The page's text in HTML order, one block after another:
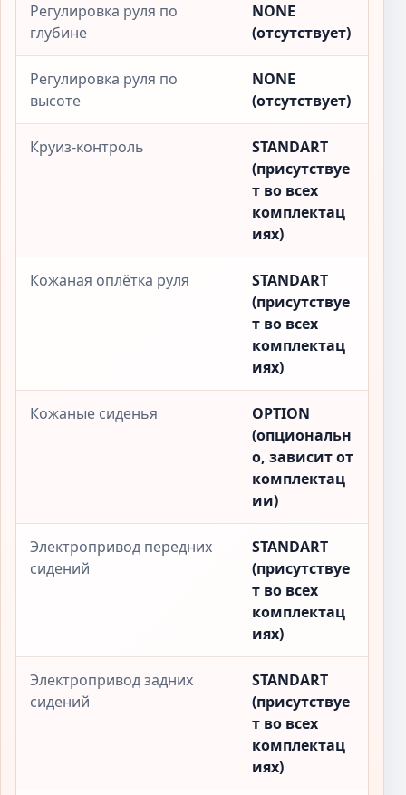
Регулировка руля по
глубине
NONE
(отсутствует)
Регулировка руля по
высоте
NONE
(отсутствует)
Круиз-контроль
STANDART
(присутствуе
т во всех
комплектац
иях)
Кожаная оплётка руля
STANDART
(присутствуе
т во всех
комплектац
иях)
Кожаные сиденья
OPTION
(опциональн
о, зависит от
комплектац
ии)
Электропривод передних
сидений
STANDART
(присутствуе
т во всех
комплектац
иях)
Электропривод задних
сидений
STANDART
(присутствуе
т во всех
комплектац
иях)